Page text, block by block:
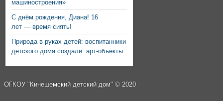
машиностроения»
С днём рождения, Диана! 16
лет — время сиять!
Природа в руках детей: воспитанники
детского дома создали арт-объекты
ОГКОУ "Кинешемский детский дом" © 2020